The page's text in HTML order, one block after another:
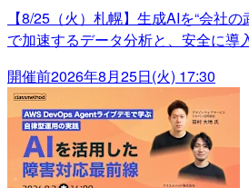
【8/25（火）札幌】生成AIを“会社
で加速するデータ分析と、安全に導
開催前2026年8月25日(火) 17:30